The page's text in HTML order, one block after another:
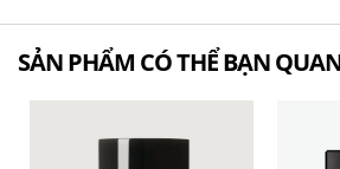
SẢN PHẨM CÓ THỂ BẠN